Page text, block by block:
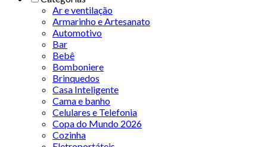
Ar e ventilação
Armarinho e Artesanato
Automotivo
Bar
Bebê
Bomboniere
Brinquedos
Casa Inteligente
Cama e banho
Celulares e Telefonia
Copa do Mundo 2026
Cozinha